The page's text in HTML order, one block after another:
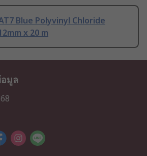
Blue Polyvinyl Chloride
x 20 m
มูล